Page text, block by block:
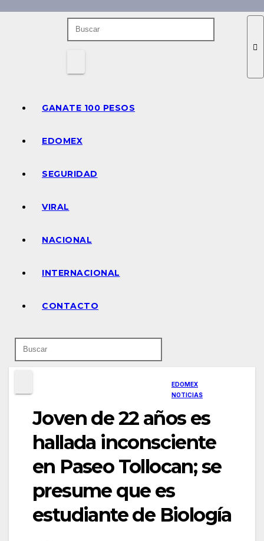
GANATE 100 PESOS
EDOMEX
SEGURIDAD
VIRAL
NACIONAL
INTERNACIONAL
CONTACTO
EDOMEX
NOTICIAS
Joven de 22 años es
hallada inconsciente
en Paseo Tollocan; se
presume que es
estudiante de Biología